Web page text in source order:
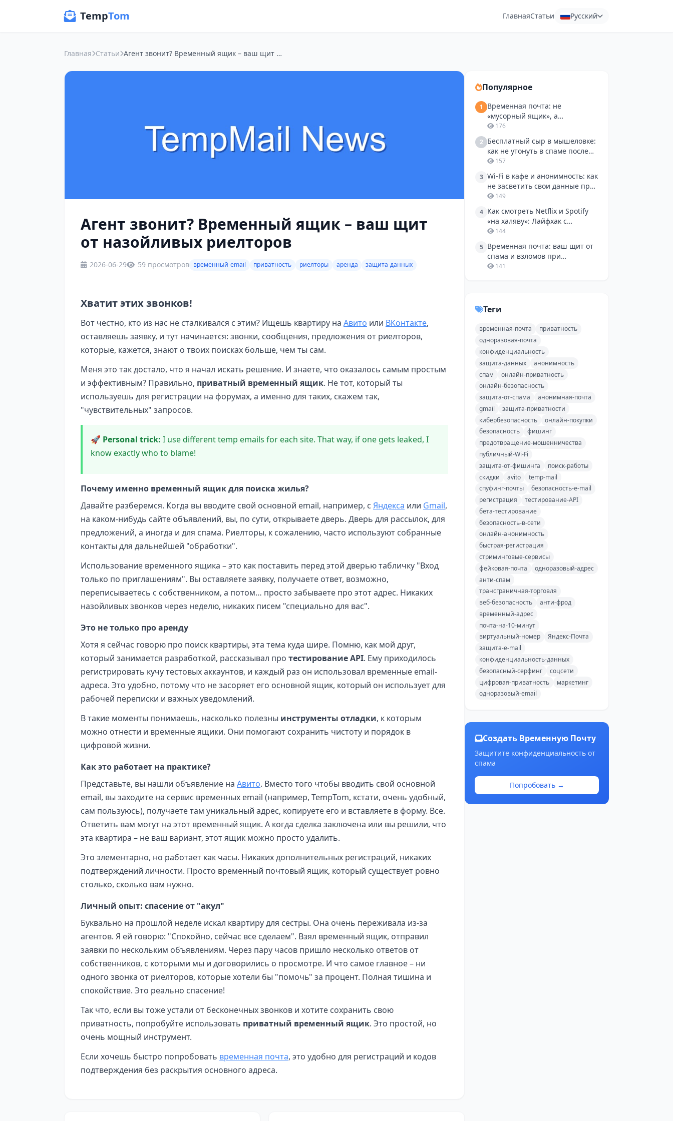
TempTom ГлавнаяСтатьи Русский
Главная Статьи Агент звонит? Временный ящик – ваш щит от назойливых риелторов
Агент звонит? Временный ящик – ваш щит
от назойливых риелторов
2026-06-29 59 просмотров временный-email приватность риелторы аренда защита-данных
Хватит этих звонков!
Вот честно, кто из нас не сталкивался с этим? Ищешь квартиру на Авито или ВКонтакте,
оставляешь заявку, и тут начинается: звонки, сообщения, предложения от риелторов,
которые, кажется, знают о твоих поисках больше, чем ты сам.
Меня это так достало, что я начал искать решение. И знаете, что оказалось самым простым
и эффективным? Правильно, приватный временный ящик. Не тот, который ты
используешь для регистрации на форумах, а именно для таких, скажем так,
"чувствительных" запросов.
🚀 Personal trick: I use different temp emails for each site. That way, if one gets leaked, I
know exactly who to blame!
Почему именно временный ящик для поиска жилья?
Давайте разберемся. Когда вы вводите свой основной email, например, с Яндекса или Gmail,
на каком-нибудь сайте объявлений, вы, по сути, открываете дверь. Дверь для рассылок, для
предложений, а иногда и для спама. Риелторы, к сожалению, часто используют собранные
контакты для дальнейшей "обработки".
Использование временного ящика – это как поставить перед этой дверью табличку "Вход
только по приглашениям". Вы оставляете заявку, получаете ответ, возможно,
переписываетесь с собственником, а потом… просто забываете про этот адрес. Никаких
назойливых звонков через неделю, никаких писем "специально для вас".
Это не только про аренду
Хотя я сейчас говорю про поиск квартиры, эта тема куда шире. Помню, как мой друг,
который занимается разработкой, рассказывал про тестирование API. Ему приходилось
регистрировать кучу тестовых аккаунтов, и каждый раз он использовал временные email-
адреса. Это удобно, потому что не засоряет его основной ящик, который он использует для
рабочей переписки и важных уведомлений.
В такие моменты понимаешь, насколько полезны инструменты отладки, к которым
можно отнести и временные ящики. Они помогают сохранить чистоту и порядок в
цифровой жизни.
Как это работает на практике?
Представьте, вы нашли объявление на Авито. Вместо того чтобы вводить свой основной
email, вы заходите на сервис временных email (например, TempTom, кстати, очень удобный,
сам пользуюсь), получаете там уникальный адрес, копируете его и вставляете в форму. Все.
Ответить вам могут на этот временный ящик. А когда сделка заключена или вы решили, что
эта квартира – не ваш вариант, этот ящик можно просто удалить.
Это элементарно, но работает как часы. Никаких дополнительных регистраций, никаких
подтверждений личности. Просто временный почтовый ящик, который существует ровно
столько, сколько вам нужно.
Личный опыт: спасение от "акул"
Буквально на прошлой неделе искал квартиру для сестры. Она очень переживала из-за
агентов. Я ей говорю: "Спокойно, сейчас все сделаем". Взял временный ящик, отправил
заявки по нескольким объявлениям. Через пару часов пришло несколько ответов от
собственников, с которыми мы и договорились о просмотре. И что самое главное – ни
одного звонка от риелторов, которые хотели бы "помочь" за процент. Полная тишина и
спокойствие. Это реально спасение!
Так что, если вы тоже устали от бесконечных звонков и хотите сохранить свою
приватность, попробуйте использовать приватный временный ящик. Это простой, но
очень мощный инструмент.
Если хочешь быстро попробовать временная почта, это удобно для регистраций и кодов
подтверждения без раскрытия основного адреса.
Популярное
1
Временная почта: не
«мусорный ящик», а
инструмент для разработчика
и тестировщика
176
2 Бесплатный сыр в мышеловке:
как не утонуть в спаме после
пробной подписки и поиска
работы
157
3 Wi-Fi в кафе и анонимность: как
не засветить свои данные при
регистрации на сайтах
149
4 Как смотреть Netflix и Spotify
«на халяву»: Лайфхак с
одноразовой почтой
144
5 Временная почта: ваш щит от
спама и взломов при
регистрации в соцсетях и на
141
Теги
временная-почта
приватность
одноразовая-почта
конфиденциальность
защита-данных
анонимность
спам
онлайн-приватность
онлайн-безопасность
защита-от-спама
анонимная-почта
gmail
защита-приватности
кибербезопасность
онлайн-покупки
безопасность
фишинг
предотвращение-мошенничества
публичный-Wi-Fi
защита-от-фишинга
поиск-работы
скидки
avito
temp-mail
спуфинг-почты
безопасность-e-mail
регистрация
тестирование-API
бета-тестирование
безопасность-в-сети
онлайн-анонимность
быстрая-регистрация
стриминговые-сервисы
фейковая-почта
одноразовый-адрес
анти-спам
трансграничная-торговля
веб-безопасность
анти-фрод
временный-адрес
почта-на-10-минут
виртуальный-номер
Яндекс-Почта
защита-e-mail
конфиденциальность-данных
безопасный-серфинг
соцсети
цифровая-приватность
маркетинг
одноразовый-email
Создать Временную Почту
Защитите конфиденциальность от
спама
Попробовать →